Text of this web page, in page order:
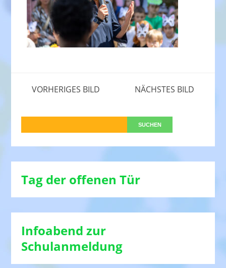
VORHERIGES BILD NÄCHSTES BILD
Tag der offenen Tür
Infoabend zur
Schulanmeldung